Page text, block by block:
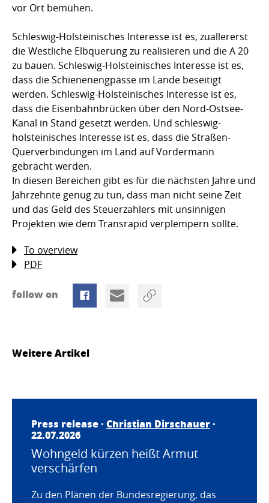
vor Ort bemühen.
Schleswig-Holsteinisches Interesse ist es, zuallererst
die Westliche Elbquerung zu realisieren und die A 20
zu bauen. Schleswig-Holsteinisches Interesse ist es,
dass die Schienenengpässe im Lande beseitigt
werden. Schleswig-Holsteinisches Interesse ist es,
dass die Eisenbahnbrücken über den Nord-Ostsee-
Kanal in Stand gesetzt werden. Und schleswig-
holsteinisches Interesse ist es, dass die Straßen-
Querverbindungen im Land auf Vordermann
gebracht werden.
In diesen Bereichen gibt es für die nächsten Jahre und
Jahrzehnte genug zu tun, dass man nicht seine Zeit
und das Geld des Steuerzahlers mit unsinnigen
Projekten wie dem Transrapid verplempern sollte.
To overview
PDF
follow on
Weitere Artikel
Press release · Christian Dirschauer·
22.07.2026
Wohngeld kürzen heißt Armut
verschärfen
Zu den Plänen der Bundesregierung, das